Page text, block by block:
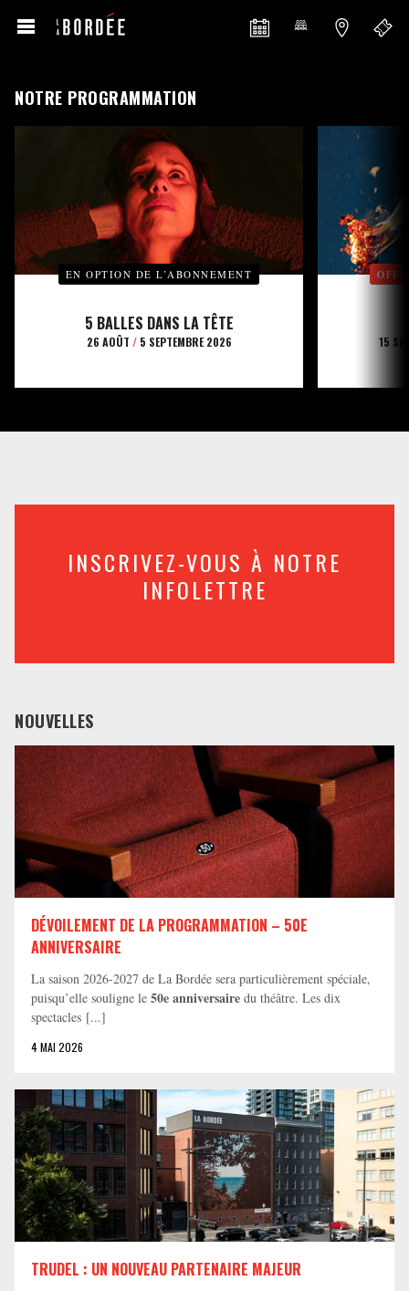
NOTRE PROGRAMMATION
EN OPTION DE L’ABONNEMENT
5 BALLES DANS LA TÊTE
26 AOÛT /5 SEPTEMBRE 2026 15
INSCRIVEZ-VOUS À NOTRE
INFOLETTRE
NOUVELLES
DÉVOILEMENT DE LA PROGRAMMATION – 50E
ANNIVERSAIRE
La saison 2026-2027 de La Bordée sera particulièrement spéciale,
puisqu’elle souligne le 50e anniversaire du théâtre. Les dix
spectacles [...]
4 MAI 2026
TRUDEL : UN NOUVEAU PARTENAIRE MAJEUR